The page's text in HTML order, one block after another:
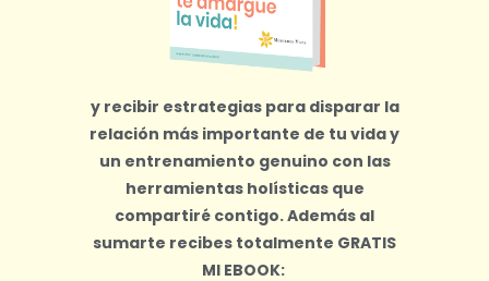
y recibir estrategias para disparar la
relación más importante de tu vida y
un entrenamiento genuino con las
herramientas holísticas que
compartiré contigo.Además al
sumarte recibes totalmente GRATIS
MI EBOOK: